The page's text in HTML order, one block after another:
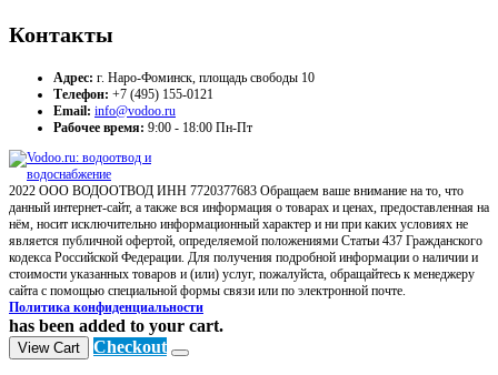
Контакты
Адрес: г. Наро-Фоминск, площадь свободы 10
Телефон: +7 (495) 155-0121
Email: info@vodoo.ru
Рабочее время: 9:00 - 18:00 Пн-Пт
2022 ООО ВОДООТВОД ИНН 7720377683 Обращаем ваше внимание на то, что
данный интернет-сайт, а также вся информация о товарах и ценах, предоставленная на
нём, носит исключительно информационный характер и ни при каких условиях не
является публичной офертой, определяемой положениями Статьи 437 Гражданского
кодекса Российской Федерации. Для получения подробной информации о наличии и
стоимости указанных товаров и (или) услуг, пожалуйста, обращайтесь к менеджеру
сайта с помощью специальной формы связи или по электронной почте.
Политика конфиденциальности
has been added to your cart.
View Cart Checkout